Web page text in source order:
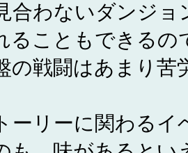
合わないダンジョ
ることもできるの
の戦闘はあまり苦
ーリーに関わるイ